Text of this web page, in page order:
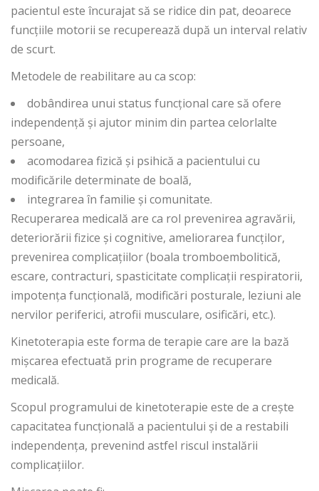
pacientul este încurajat să se ridice din pat, deoarece
funcțiile motorii se recuperează după un interval relativ
de scurt.
Metodele de reabilitare au ca scop:
dobândirea unui status funcțional care să ofere
independență și ajutor minim din partea celorlalte
persoane,
acomodarea fizică și psihică a pacientului cu
modificările determinate de boală,
integrarea în familie și comunitate.
Recuperarea medicală are ca rol prevenirea agravării,
deteriorării fizice și cognitive, ameliorarea funcților,
prevenirea complicațiilor (boala tromboembolitică,
escare, contracturi, spasticitate complicații respiratorii,
impotența funcțională, modificări posturale, leziuni ale
nervilor periferici, atrofii musculare, osificări, etc.).
Kinetoterapia este forma de terapie care are la bază
mișcarea efectuată prin programe de recuperare
medicală.
Scopul programului de kinetoterapie este de a crește
capacitatea funcțională a pacientului și de a restabili
independența, prevenind astfel riscul instalării
complicațiilor.